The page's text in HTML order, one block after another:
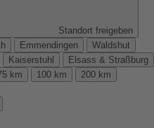
Standort freigeben
Emmendingen
Waldshut
Kaiserstuhl
Elsass & Straßburg
km 100 km
200 km